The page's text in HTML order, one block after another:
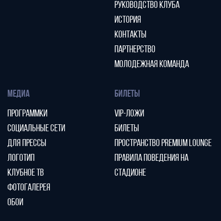
РУКОВОДСТВО КЛУБА
ИСТОРИЯ
КОНТАКТЫ
ПАРТНЕРСТВО
МОЛОДЕЖНАЯ КОМАНДА
МЕДИА
ПРОГРАММКИ
СОЦИАЛЬНЫЕ СЕТИ
ДЛЯ ПРЕССЫ
ЛОГОТИП
КЛУБНОЕ ТВ
ФОТОГАЛЕРЕЯ
ОБОИ
БИЛЕТЫ
VIP-ЛОЖИ
БИЛЕТЫ
ПРОСТРАНСТВО PREMIUM LOUNGE
ПРАВИЛА ПОВЕДЕНИЯ НА
СТАДИОНЕ